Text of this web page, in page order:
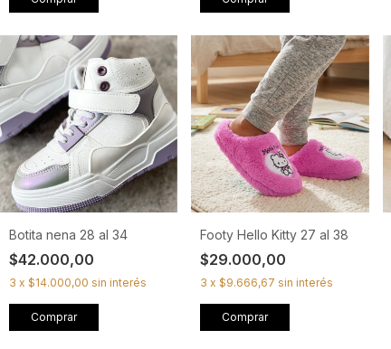
Botita nena 28 al 34
$42.000,00
3 x $14.000,00 sin interés
Comprar
Footy Hello Kitty 27 al 38
$29.000,00
3 x$9.666,67 sin interés
Comprar